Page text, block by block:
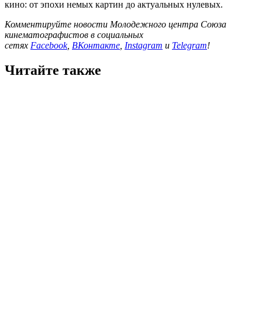
кино: от эпохи немых картин до актуальных нулевых.
Комментируйте новости Молодежного центра Союза
кинематографистов в социальных
сетях Facebook, ВКонтакте Instagram и Telegram!
Читайте также